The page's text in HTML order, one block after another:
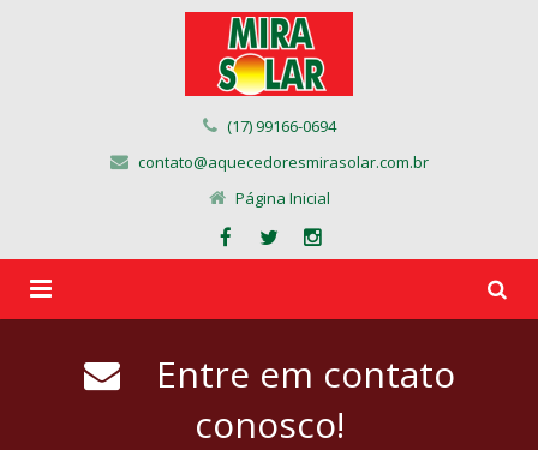
(17) 99166-0694
contato@aquecedoresmirasolar.com.br
Página Inicial
Entre em contato
conosco!